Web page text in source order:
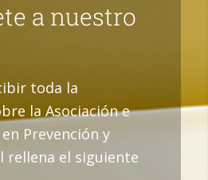
a nuestro
toda la
la Asociación e
Prevención y
rellena el siguiente